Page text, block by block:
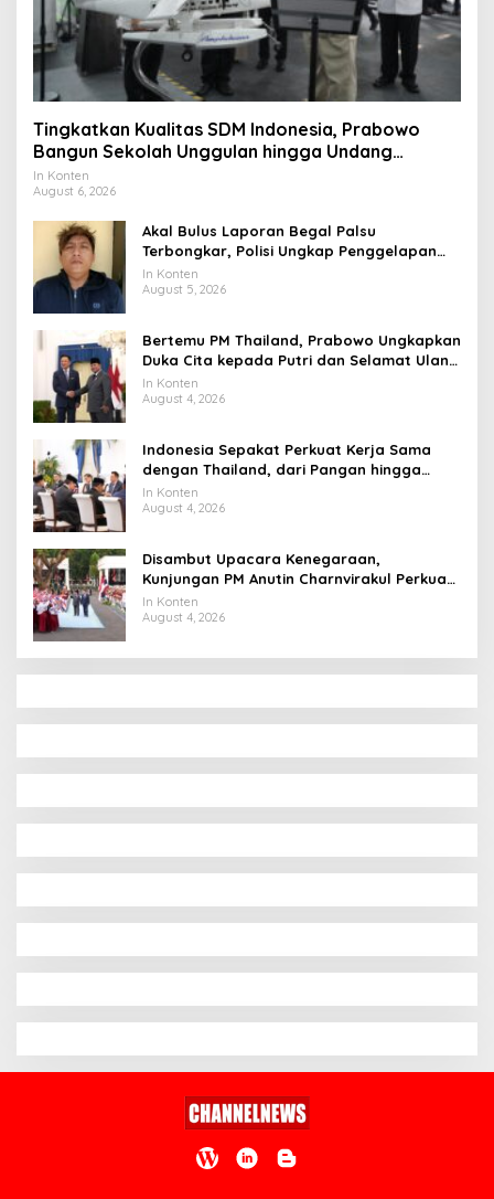
Tingkatkan Kualitas SDM Indonesia, Prabowo
Bangun Sekolah Unggulan hingga Undang
Universitas Terbaik Dunia
In Konten
August 6, 2026
Akal Bulus Laporan Begal Palsu
Terbongkar, Polisi Ungkap Penggelapan
Uang Perusahaan untuk Crypto
In Konten
August 5, 2026
Bertemu PM Thailand, Prabowo Ungkapkan
Duka Cita kepada Putri dan Selamat Ulang
Tahun ke Raja Thailand
In Konten
August 4, 2026
Indonesia Sepakat Perkuat Kerja Sama
dengan Thailand, dari Pangan hingga
Ekonomi Digital
In Konten
August 4, 2026
Disambut Upacara Kenegaraan,
Kunjungan PM Anutin Charnvirakul Perkuat
Hubungan Indonesia-Thailand
In Konten
August 4, 2026